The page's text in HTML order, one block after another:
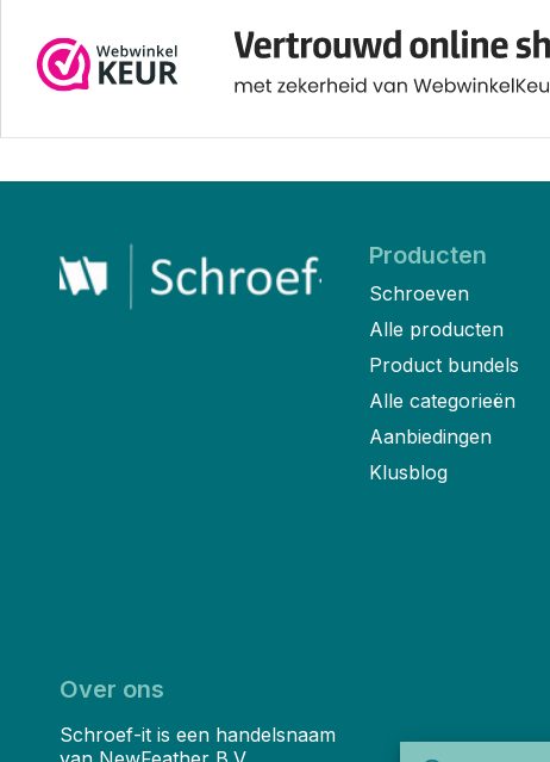
Producten
Schroeven
Alle producten
Product bundels
Alle categorieën
Aanbiedingen
Klusblog
Over ons
Schroef-it is een handelsnaam